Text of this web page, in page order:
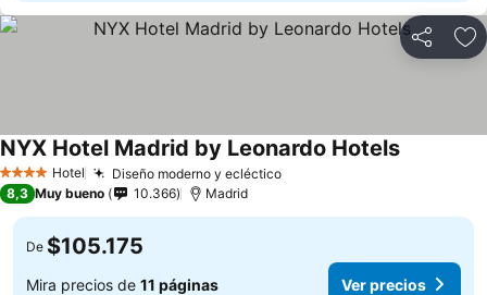
Compartir
4 EstrellasHotel Diseño moderno y ecléctico
NYX Hotel Madrid by Leonardo Hotels
8,3 Muy bueno 10.366 Madrid
De $105.175
Mira precios de 11 páginas Ver precios